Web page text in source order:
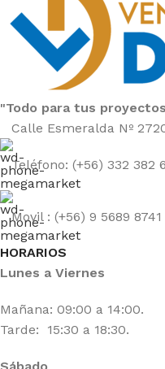
"Todo para tus
Calle Esmeralda Nº
Teléfono: (+56) 332 382
Movil : (+56) 9 5689 8741
HORARIOS
Lunes a Viernes
Mañana: 09:00 a 14:00.
Tarde: 15:30 a 18:30.